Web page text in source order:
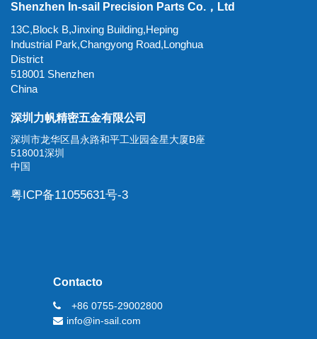
Shenzhen In-sail Precision Parts Co.，Ltd
13C,Block B,Jinxing Building,Heping
Industrial Park,Changyong Road,Longhua
District
518001 Shenzhen
China
深圳力帆精密五金有限公司
深圳市龙华区昌永路和平工业园金星大厦B座
518001深圳
中国
粤ICP备11055631号-3
Contacto
+86 0755-29002800
info@in-sail.com